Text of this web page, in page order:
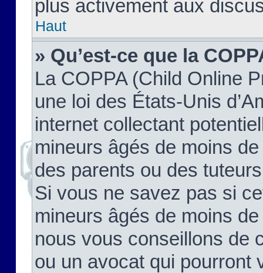
plus activement aux
Haut
» Qu’est-ce que la
La COPPA (Child Online
une loi des États-Unis
internet collectant
mineurs âgés de moins
des parents ou des
Si vous ne savez pas si
mineurs âgés de moins
nous vous conseillons de
ou un avocat qui pourront